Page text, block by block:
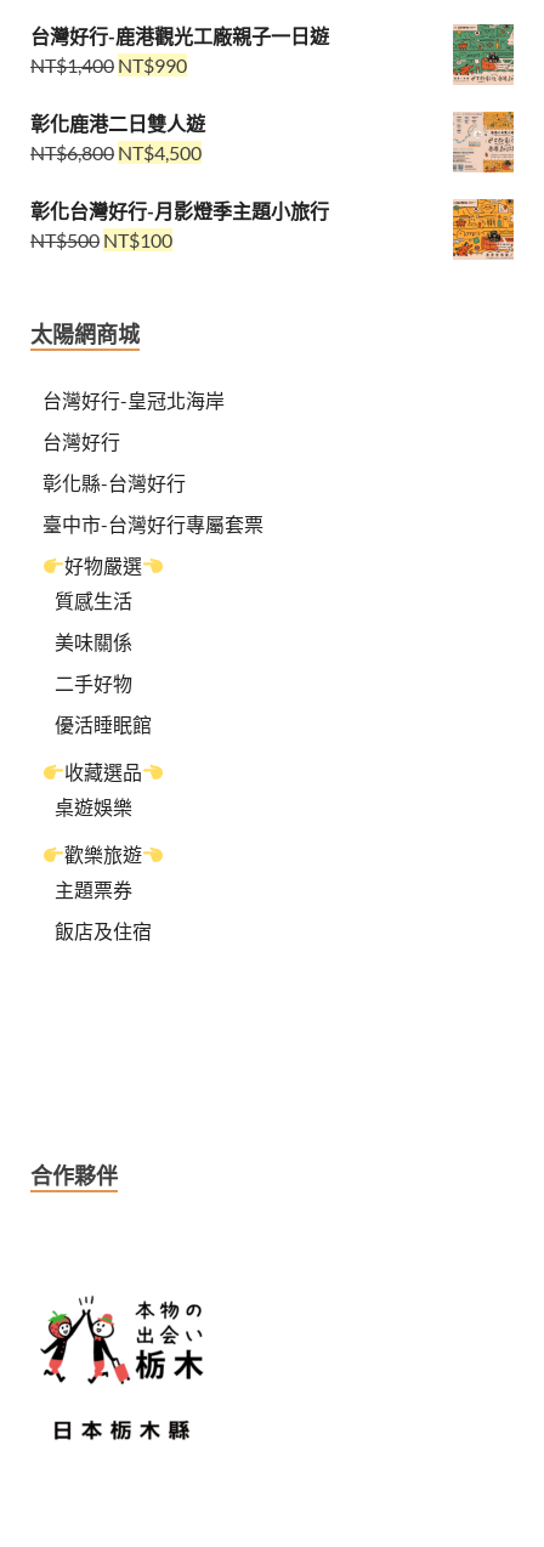
台灣好行-鹿港觀光工廠親子一日遊
NT$1,400 NT$990
彰化鹿港二日雙人遊
NT$6,800 NT$4,500
彰化台灣好行-月影燈季主題小旅行
NT$500 NT$100
太陽網商城
台灣好行-皇冠北海岸
台灣好行
彰化縣-台灣好行
臺中市-台灣好行專屬套票
好物嚴選
質感生活
美味關係
二手好物
優活睡眠館
收藏選品
桌遊娛樂
歡樂旅遊
主題票券
飯店及住宿
合作夥伴